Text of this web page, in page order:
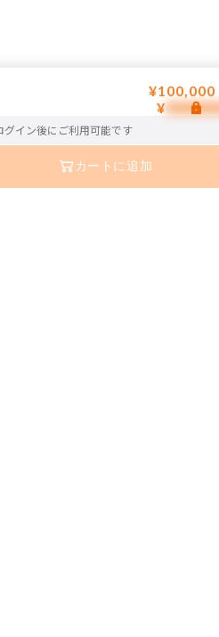
¥100,000
¥
グイン後にご利用可能です
カートに追加